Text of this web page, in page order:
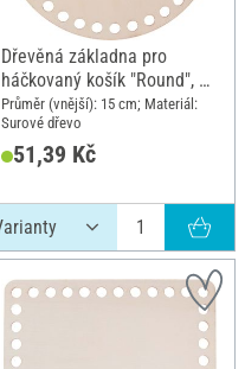
Dřevěná základna pro
háčkovaný košík "Round", 15
cm
Průměr (vnější): 15 cm; Materiál:
Surové dřevo
51,39 Kč